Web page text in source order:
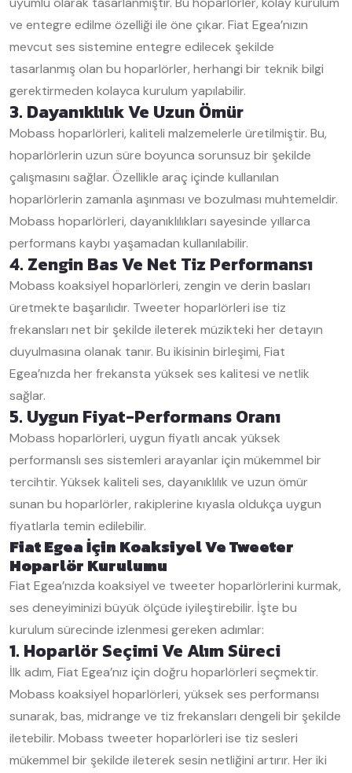
ve entegre edilme özelliği ile öne çıkar. Fiat Egea’nızın
mevcut ses sistemine entegre edilecek şekilde
tasarlanmış olan bu hoparlörler, herhangi bir teknik bilgi
gerektirmeden kolayca kurulum yapılabilir.
3. Dayanıklılık Ve Uzun Ömür
Mobass hoparlörleri, kaliteli malzemelerle üretilmiştir. Bu,
hoparlörlerin uzun süre boyunca sorunsuz bir şekilde
çalışmasını sağlar. Özellikle araç içinde kullanılan
hoparlörlerin zamanla aşınması ve bozulması muhtemeldir.
Mobass hoparlörleri, dayanıklılıkları sayesinde yıllarca
performans kaybı yaşamadan kullanılabilir.
4. Zengin Bas Ve Net Tiz Performansı
Mobass koaksiyel hoparlörleri, zengin ve derin basları
üretmekte başarılıdır. Tweeter hoparlörleri ise tiz
frekansları net bir şekilde ileterek müzikteki her detayın
duyulmasına olanak tanır. Bu ikisinin birleşimi, Fiat
Egea’nızda her frekansta yüksek ses kalitesi ve netlik
sağlar.
5. Uygun Fiyat-Performans Oranı
Mobass hoparlörleri, uygun fiyatlı ancak yüksek
performanslı ses sistemleri arayanlar için mükemmel bir
tercihtir. Yüksek kaliteli ses, dayanıklılık ve uzun ömür
sunan bu hoparlörler, rakiplerine kıyasla oldukça uygun
fiyatlarla temin edilebilir.
Fiat Egea İçin Koaksiyel Ve Tweeter
Hoparlör Kurulumu
Fiat Egea’nızda koaksiyel ve tweeter hoparlörlerini kurmak,
ses deneyiminizi büyük ölçüde iyileştirebilir. İşte bu
kurulum sürecinde izlenmesi gereken adımlar:
1. Hoparlör Seçimi Ve Alım Süreci
İlk adım, Fiat Egea’nız için doğru hoparlörleri seçmektir.
Mobass koaksiyel hoparlörleri, yüksek ses performansı
sunarak, bas, midrange ve tiz frekansları dengeli bir şekilde
iletebilir. Mobass tweeter hoparlörleri ise tiz sesleri
mükemmel bir şekilde ileterek sesin netliğini artırır. Her iki